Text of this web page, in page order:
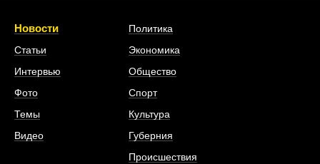
Новости
Статьи
Интервью
Фото
Темы
Видео
Политика
Экономика
Общество
Спорт
Культура
Губерния
Происшествия